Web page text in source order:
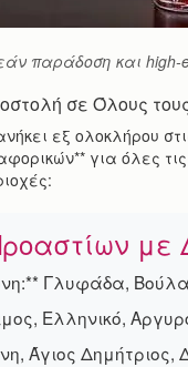
παράδοση και high-
σε Όλους
εξ ολοκλήρου
για όλες
με
Γλυφάδα,
Ελληνικό,
Άγιος Δημήτριος,